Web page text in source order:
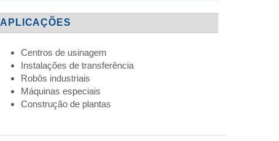
APLICAÇÕES
Centros de usinagem
Instalações de transferência
Robôs industriais
Máquinas especiais
Construção de plantas